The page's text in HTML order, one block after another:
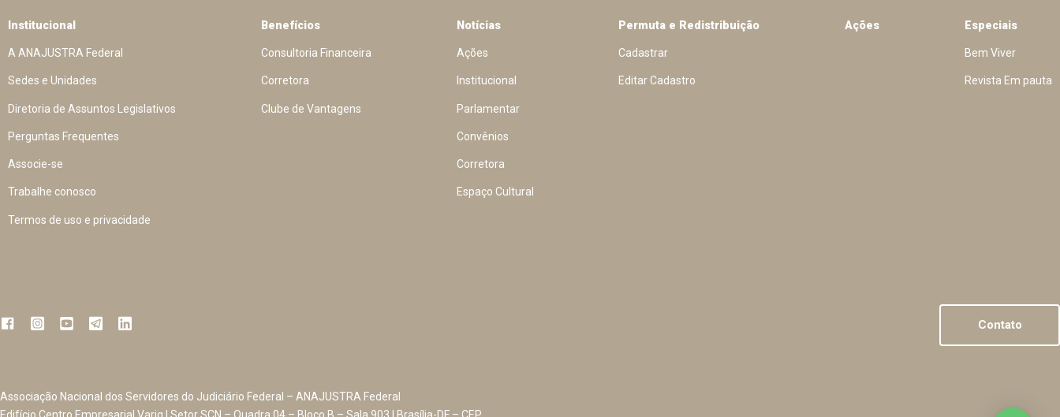
Institucional
A ANAJUSTRA Federal
Sedes e Unidades
Diretoria de Assuntos Legislativos
Perguntas Frequentes
Associe-se
Trabalhe conosco
Termos de uso e privacidade
Benefícios
Consultoria Financeira
Corretora
Clube de Vantagens
Notícias
Ações
Institucional
Parlamentar
Convênios
Corretora
Espaço Cultural
Permuta e Redistribuição
Cadastrar
Editar Cadastro
Ações Especiais
Bem Viver
Revista Em pauta
Contato
Associação Nacional dos Servidores do Judiciário Federal – ANAJUSTRA Federal